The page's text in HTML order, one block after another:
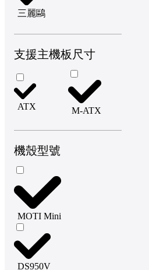
三麗鷗
支援主機板尺寸
ATX M-ATX
機殼型號
MOTI Mini
DS950V